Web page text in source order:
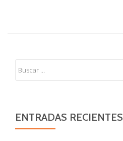
ENTRADAS RECIENTES